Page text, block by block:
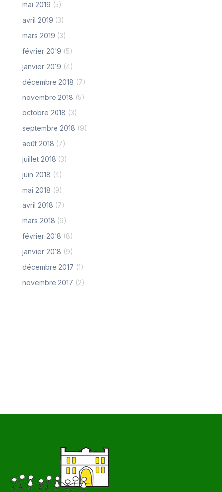
mai 2019 (5)
avril 2019 (3)
mars 2019 (3)
février 2019 (5)
janvier 2019 (4)
décembre 2018 (7)
novembre 2018 (5)
octobre 2018 (3)
septembre 2018 (9)
août 2018 (7)
juillet 2018 (3)
juin 2018 (4)
mai 2018 (9)
avril 2018 (7)
mars 2018 (9)
février 2018 (8)
janvier 2018 (9)
décembre 2017 (1)
novembre 2017 (2)